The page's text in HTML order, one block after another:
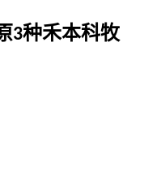
3种禾本科牧